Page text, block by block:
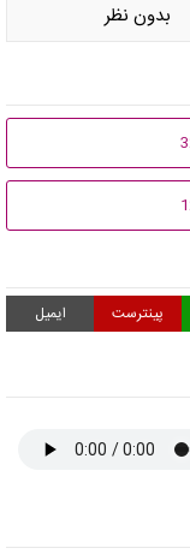
بدون نظر
پینترست ایمیل